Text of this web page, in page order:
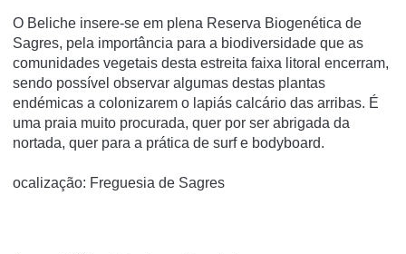
O Beliche insere-se em plena Reserva Biogenética de
Sagres, pela importância para a biodiversidade que as
comunidades vegetais desta estreita faixa litoral encerram,
sendo possível observar algumas destas plantas
endémicas a colonizarem o lapiás calcário das arribas. É
uma praia muito procurada, quer por ser abrigada da
nortada, quer para a prática de surf e bodyboard.
ocalização: Freguesia de Sagres